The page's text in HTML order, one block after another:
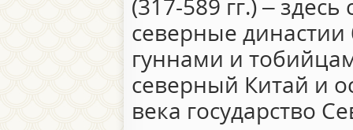
(317-589 гг.) –
северные
гуннами и
северный Китай и
века государство